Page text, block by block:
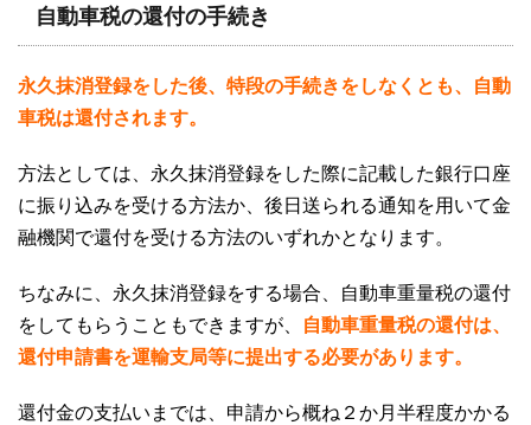
自動車税の還付の手続き
永久抹消登録をした後、特段の手続きをしなくとも、自動
車税は還付されます。
方法としては、永久抹消登録をした際に記載した銀行口座
に振り込みを受ける方法か、後日送られる通知を用いて金
融機関で還付を受ける方法のいずれかとなります。
ちなみに、永久抹消登録をする場合、自動車重量税の還付
をしてもらうこともできますが、
自動車重量税の還付は、
還付申請書を運輸支局等に提出する必要があります。
還付金の支払いまでは、申請から概ね２か月半程度かかる